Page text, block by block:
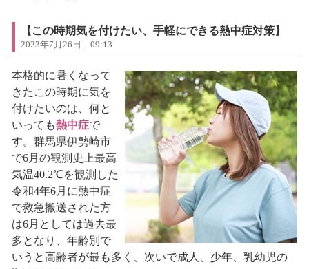
【この時期気を付けたい、手軽にできる熱中症対策】
2023年7月26日｜09:13
本格的に暑くなって
きたこの時期に気を
付けたいのは、何と
いっても熱中症で
す。群馬県伊勢崎市
で6月の観測史上最高
気温40.2℃を観測した
令和4年6月に熱中症
で救急搬送された方
は6月としては過去最
多となり、年齢別で
いうと高齢者が最も多く、次いで成人、少年、乳幼児の